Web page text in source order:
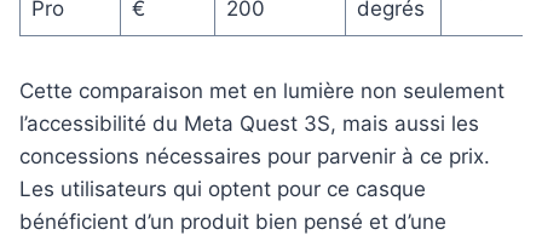
Pro
€
200
degrés
Cette comparaison met en lumière non seulement
l’accessibilité du Meta Quest 3S, mais aussi les
concessions nécessaires pour parvenir à ce prix.
Les utilisateurs qui optent pour ce casque
bénéficient d’un produit bien pensé et d’une